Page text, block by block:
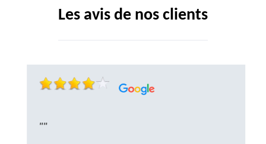
Les avis de nos clients
""